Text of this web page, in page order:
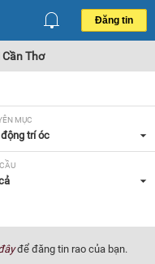
Đăng tin
Thơ
MỤC
trí óc
để đăng tin rao của bạn.